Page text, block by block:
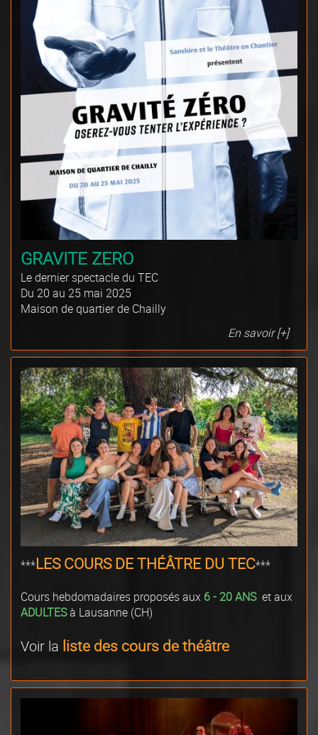
GRAVITE ZERO
Le dernier spectacle du TEC
Du 20 au 25 mai 2025
Maison de quartier de Chailly
En savoir [+]
***LES COURS DE THÉÂTRE DU TEC***
Cours hebdomadaires proposés aux 6 - 20 ANSet aux
ADULTESà Lausanne (CH)
Voir la liste des cours de théâtre